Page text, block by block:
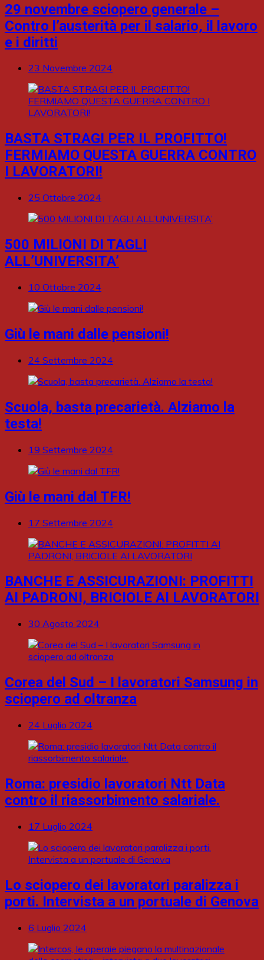
29 novembre sciopero generale –
Contro l’austerità per il salario, il lavoro
e i diritti
23 Novembre 2024
BASTA STRAGI PER IL PROFITTO!
FERMIAMO QUESTA GUERRA CONTRO
I LAVORATORI!
25 Ottobre 2024
500 MILIONI DI TAGLI
ALL’UNIVERSITA’
10 Ottobre 2024
Giù le mani dalle pensioni!
24 Settembre 2024
Scuola, basta precarietà. Alziamo la
testa!
19 Settembre 2024
Giù le mani dal TFR!
17 Settembre 2024
BANCHE E ASSICURAZIONI: PROFITTI
AI PADRONI, BRICIOLE AI LAVORATORI
30 Agosto 2024
Corea del Sud – I lavoratori Samsung in
sciopero ad oltranza
24 Luglio 2024
Roma: presidio lavoratori Ntt Data
contro il riassorbimento salariale.
17 Luglio 2024
Lo sciopero dei lavoratori paralizza i
porti. Intervista a un portuale di Genova
6 Luglio 2024